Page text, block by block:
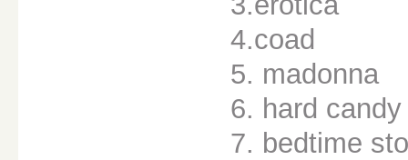
4.coad
5. madonna
6. hard candy
7. bedtime